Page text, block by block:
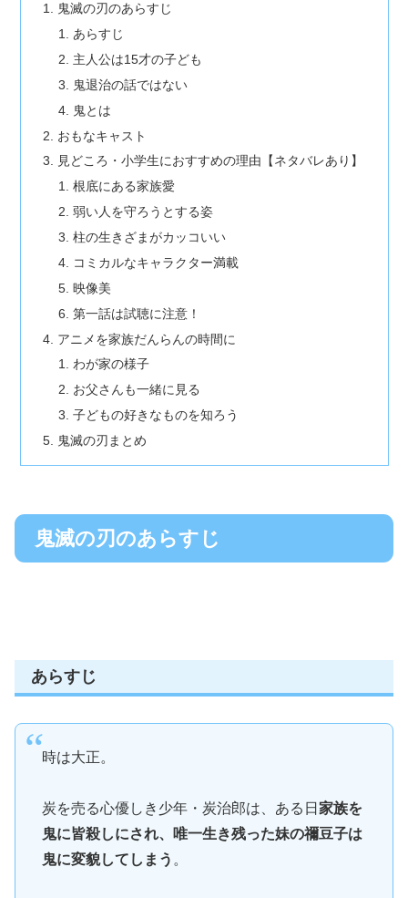
鬼滅の刃のあらすじ
あらすじ
主人公は15才の子ども
鬼退治の話ではない
鬼とは
おもなキャスト
見どころ・小学生におすすめの理由【ネタバレあり】
根底にある家族愛
弱い人を守ろうとする姿
柱の生きざまがカッコいい
コミカルなキャラクター満載
映像美
第一話は試聴に注意！
アニメを家族だんらんの時間に
わが家の様子
お父さんも一緒に見る
子どもの好きなものを知ろう
鬼滅の刃まとめ
鬼滅の刃のあらすじ
あらすじ
時は大正。
炭を売る心優しき少年・炭治郎は、ある日 家族を
鬼に皆殺しにされ、唯一生き残った妹の禰豆子は
鬼に変貌してしまう 。